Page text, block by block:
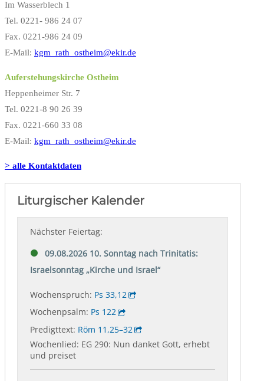
Im Wasserblech 1
Tel. 0221- 986 24 07
Fax. 0221-986 24 09
E-Mail: kgm_rath_ostheim@ekir.de
Auferstehungskirche Ostheim
Heppenheimer Str. 7
Tel. 0221-8 90 26 39
Fax. 0221-660 33 08
E-Mail: kgm_rath_ostheim@ekir.de
> alle Kontaktdaten